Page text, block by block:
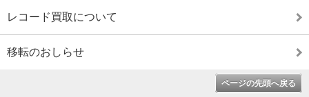
レコード買取について
移転のおしらせ
ページの先頭へ戻る